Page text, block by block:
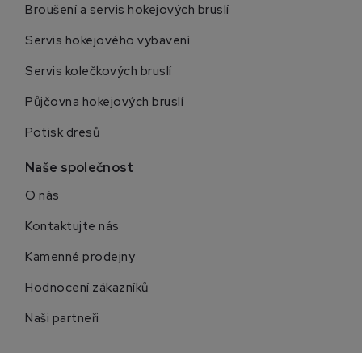
Broušení a servis hokejových bruslí
Servis hokejového vybavení
Servis kolečkových bruslí
Půjčovna hokejových bruslí
Potisk dresů
Naše společnost
O nás
Kontaktujte nás
Kamenné prodejny
Hodnocení zákazníků
Naši partneři